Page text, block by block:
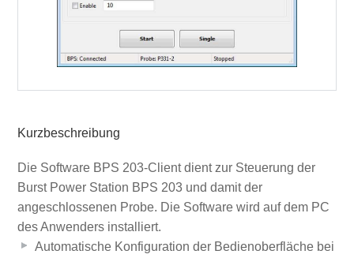
Kurzbeschreibung
Die Software BPS 203-Client dient zur Steuerung der
Burst Power Station BPS 203 und damit der
angeschlossenen Probe. Die Software wird auf dem PC
des Anwenders installiert.
Automatische Konfiguration der Bedienoberfläche bei